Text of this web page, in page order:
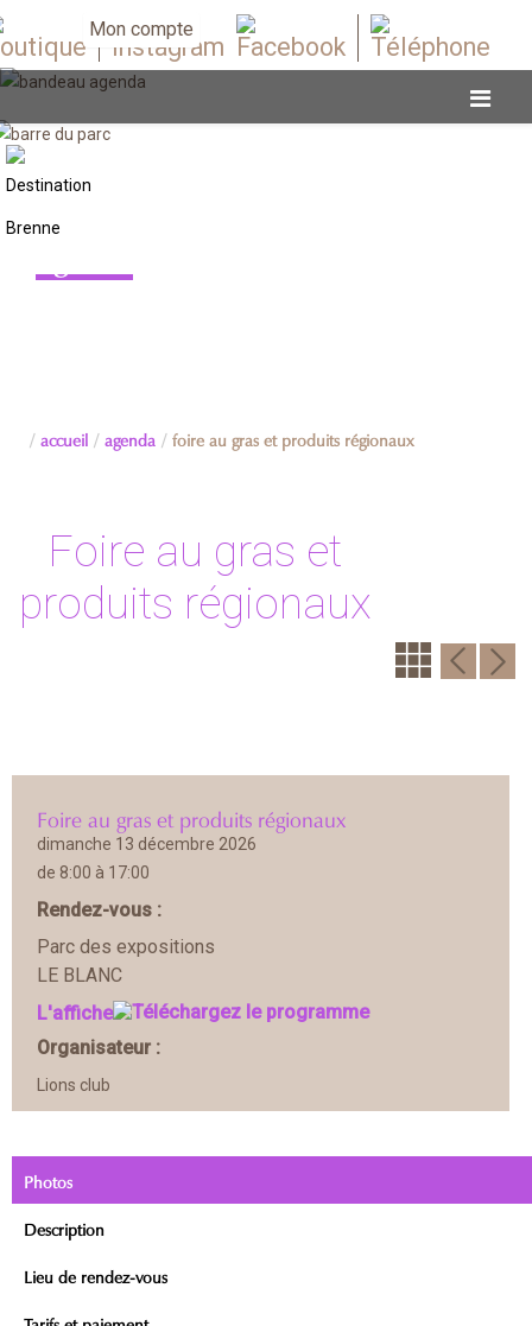
Mon compte
accueil agenda foire au gras et produits régionaux
Foire au gras et
produits régionaux
Foire au gras et produits régionaux
dimanche 13 décembre 2026
de 8:00 à 17:00
Rendez-vous :
Parc des expositions
LE BLANC
L'affiche
Organisateur :
Lions club
Photos
Description
Lieu de rendez-vous
Tarifs et paiement